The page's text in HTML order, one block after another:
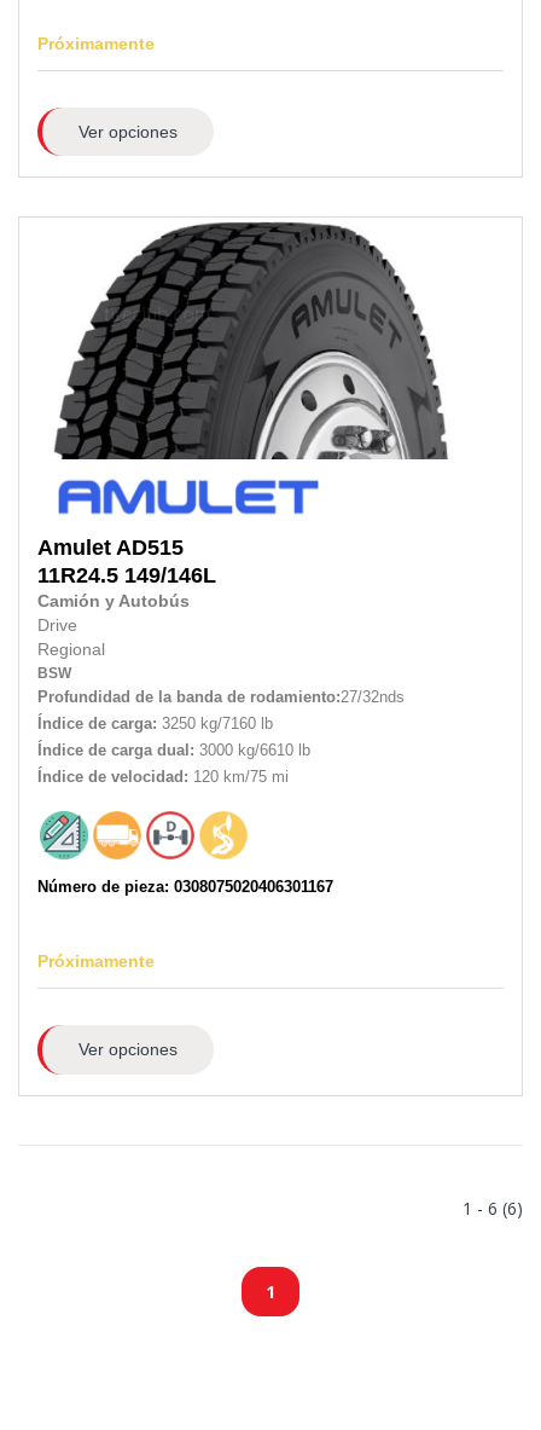
Próximamente
Ver opciones
Amulet AD515
11R24.5 149/146L
Camión y Autobús
Drive
Regional
BSW
Profundidad de la banda de rodamiento:27/32nds
Índice de carga: 3250 kg/7160 lb
Índice de carga dual: 3000 kg/6610 lb
Índice de velocidad: 120 km/75 mi
Número de pieza: 0308075020406301167
Próximamente
Ver opciones
1 - 6 (6)
1